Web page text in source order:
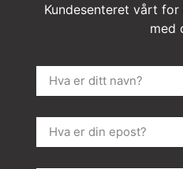
Kundesenteret vårt
med